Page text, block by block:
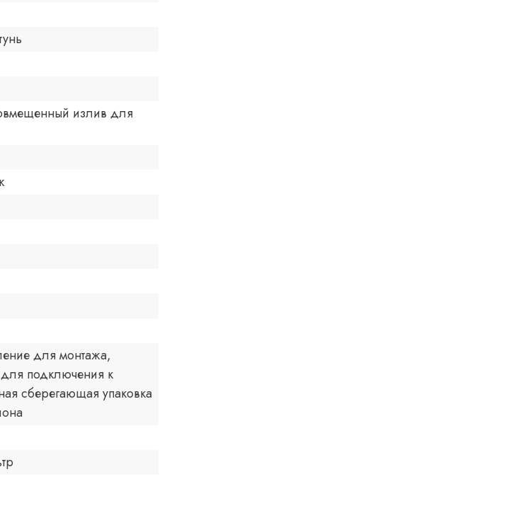
излив для
для монтажа,
подключения к
сберегающая упаковка